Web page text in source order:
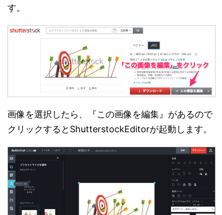
す。
画像を選択したら、『この画像を編集』があるので
クリックするとShutterstockEditorが起動します。